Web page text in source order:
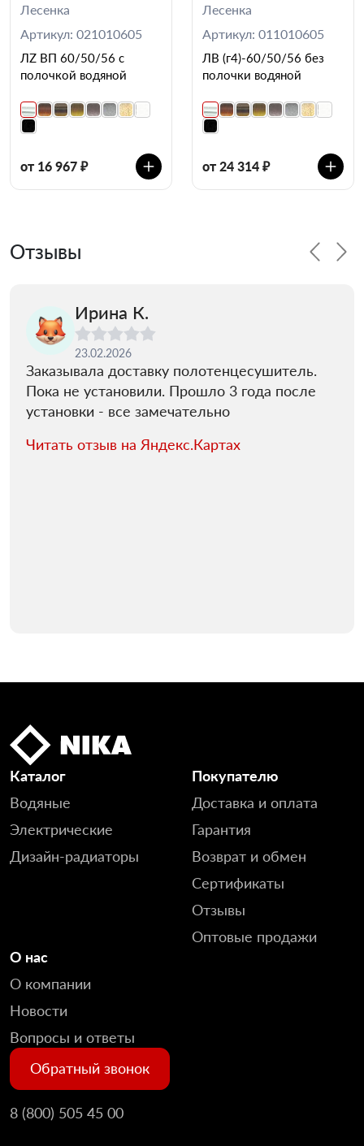
Лесенка
Артикул: 021010605
ЛZ ВП 60/50/56 с
полочкой водяной
от 16 967 ₽
Лесенка
Артикул: 011010605
ЛВ (г4)-60/50/56 без
полочки водяной
от 24 314 ₽
Отзывы
Ирина К.
23.02.2026
Заказывала доставку полотенцесушитель.
Пока не установили. Прошло 3 года после
установки - все замечательно
Читать отзыв на Яндекс.Картах
Каталог
Водяные
Электрические
Дизайн-радиаторы
Покупателю
Доставка и оплата
Гарантия
Возврат и обмен
Сертификаты
Отзывы
Оптовые продажи
О нас
О компании
Новости
Вопросы и ответы
Обратный звонок
8 (800) 505 45 00